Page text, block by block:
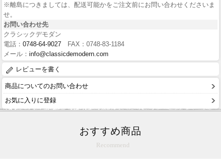
※離島につきましては、配送可能かをご注文前にお問い合わせくださいま
せ。
お問い合わせ先
クラシックデモダン
電話： 0748-64-9027 FAX：0748-83-1184
メール： info@classicdemodern.com
レビューを書く
商品についてのお問い合わせ
お気に入りに登録
おすすめ商品
Recommend